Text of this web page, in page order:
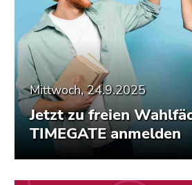
Mittwoch, 24.9.2025
Jetzt zu freien
TIMEGATE anmelden